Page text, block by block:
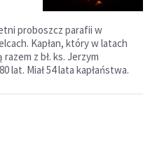
proboszcz parafii w
Kapłan, który w latach
razem z bł. ks. Jerzym
lat. Miał 54 lata kapłaństwa.